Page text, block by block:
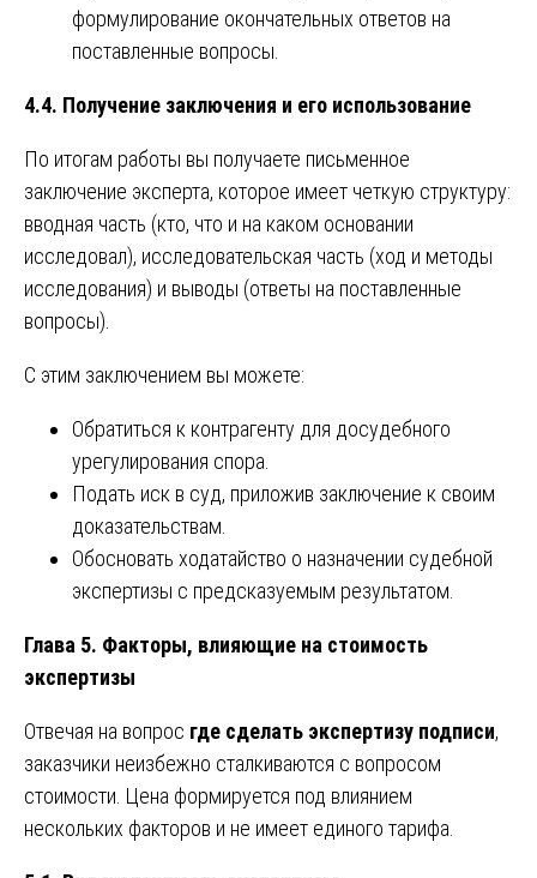
формулирование окончательных ответов на
поставленные вопросы.
4.4. Получение заключения и его использование
По итогам работы вы получаете письменное
заключение эксперта, которое имеет четкую структуру:
вводная часть (кто, что и на каком основании
исследовал), исследовательская часть (ход и методы
исследования) и выводы (ответы на поставленные
вопросы).
С этим заключением вы можете:
Обратиться к контрагенту для досудебного
урегулирования спора.
Подать иск в суд, приложив заключение к своим
доказательствам.
Обосновать ходатайство о назначении судебной
экспертизы с предсказуемым результатом.
Глава 5. Факторы, влияющие на стоимость
экспертизы
Отвечая на вопрос где сделать экспертизу подписи,
заказчики неизбежно сталкиваются с вопросом
стоимости. Цена формируется под влиянием
нескольких факторов и не имеет единого тарифа.